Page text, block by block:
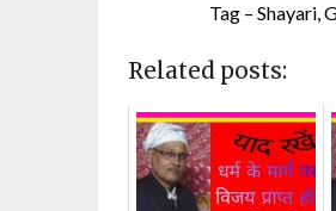
Tag – Shayari,
Related posts: